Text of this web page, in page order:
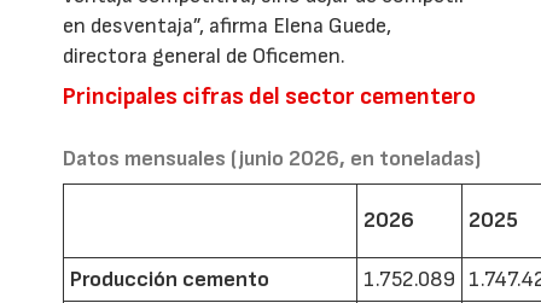
en desventaja”, afirma Elena Guede,
directora general de Oficemen.
Principales cifras del sector cementero
Datos mensuales (junio 2026, en toneladas)
2026 2025
Producción cemento 1.752.089